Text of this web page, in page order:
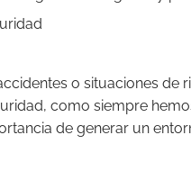
o situaciones
como siempre
de generar un